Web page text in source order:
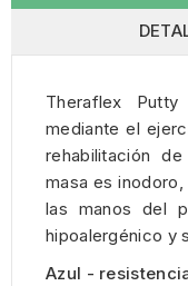
Theraflex
mediante el
rehabilitación
masa es
las manos del
hipoalergénico y
Azul -